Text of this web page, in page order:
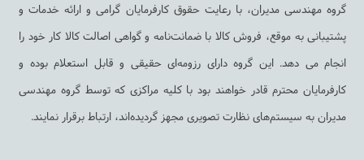
گروه مهندسی مدیران، با رعایت حقوق کارفرمایان گرامی و ارائه خدمات و
پشتیبانی به ‌موقع، فروش کالا با ضمانت‌نامه و گواهی اصالت کالا کار خود را
انجام می دهد. این گروه دارای رزومه‌ای حقیقی و قابل استعلام بوده و
کارفرمایان محترم قادر خواهند بود با کلیه مراکزی که توسط گروه مهندسی
مدیران به سیستم‌های نظارت تصویری مجهز گردیده‌اند، ارتباط برقرار نمایند.